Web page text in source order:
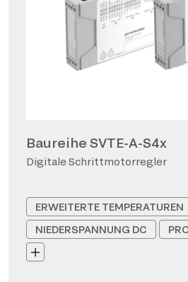
Baureihe SVTE-A-S4x
Digitale Schrittmotorregler
ERWEITERTE TEMPERATUREN
NIEDERSPANNUNG DC